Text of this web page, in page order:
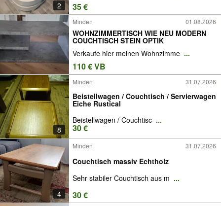
2 35 €
Minden 01.08.2026
WOHNZIMMERTISCH WIE NEU MODERN
COUCHTISCH STEIN OPTIK
Verkaufe hier meinen Wohnzimme ...
110 € VB
8
Minden 31.07.2026
Beistellwagen / Couchtisch / Servierwagen
Eiche Rustical
Beistellwagen / Couchtisc ...
30 €
4
Minden 31.07.2026
Couchtisch massiv Echtholz
Sehr stabiler Couchtisch aus m ...
30 €